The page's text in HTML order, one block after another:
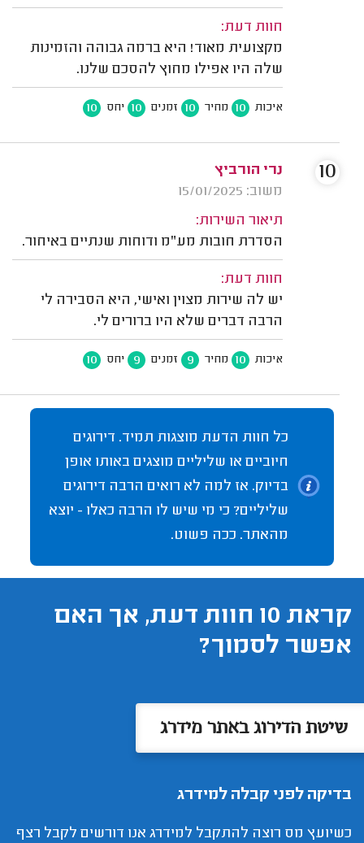
חוות דעת:
מקצועית מאוד! היא ברמה גבוהה והזמינות
שלה היו אפילו מחוץ להסכם שלנו.
איכות 10 מחיר 10 זמנים 10 יחס 10
נרי הורביץ
משוב: 15/01/2025
תיאור השירות:
הסדרת חובות מע"מ ודוחות שנתיים באיחור.
חוות דעת:
יש לה שירות מצוין ואישי, היא הסבירה לי
הרבה דברים שלא היו ברורים לי.
איכות 10 מחיר 9 זמנים 9 יחס 10
10
כל חוות הדעת מוצגות תמיד. דירוגים
חיוביים או שליליים מוצגים באותו אופן
בדיוק. אז למה לא רואים הרבה דירוגים
שליליים? כי מי שיש לו הרבה כאלו - יוצא
מהאתר. ככה פשוט.
קראת 10 חוות דעת, אך האם
אפשר לסמוך?
שיטת הדירוג באתר מידרג
בדיקה לפני קבלה למידרג
כשיועץ מס רוצה להתקבל למידרג אנו דורשים לקבל רצף